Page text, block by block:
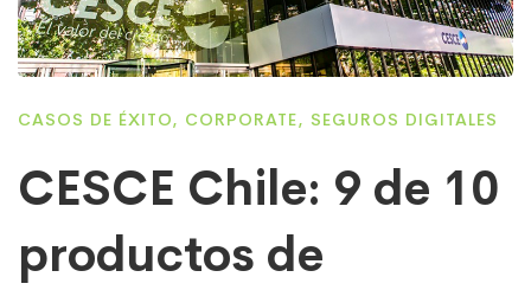
CASOS DE ÉXITO, CORPORATE, SEGUROS DIGITALES
CESCE Chile: 9 de 10
productos de